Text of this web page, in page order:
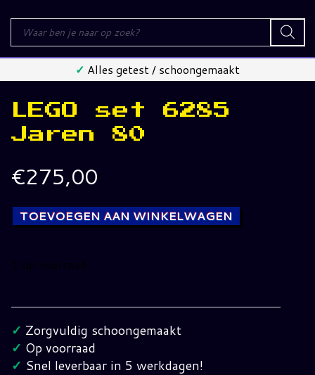
Producten
zoeken
✓ Alles getest / schoongemaakt
LEGO set 6285
Jaren 80
€275,00
TOEVOEGEN AAN WINKELWAGEN
1 op voorraad
set
6285
Jaren
80
✓ Zorgvuldig schoongemaakt
✓ Op voorraad
✓ Snel leverbaar in 5 werkdagen!